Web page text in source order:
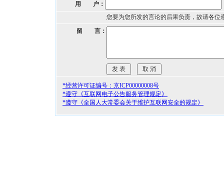
用 户：
您要为您所发的言论的后果负责，故请各位
留 言：
*经营许可证编号：京ICP00000008号
*遵守《互联网电子公告服务管理规定》
*遵守《全国人大常委会关于维护互联网安全的规定》